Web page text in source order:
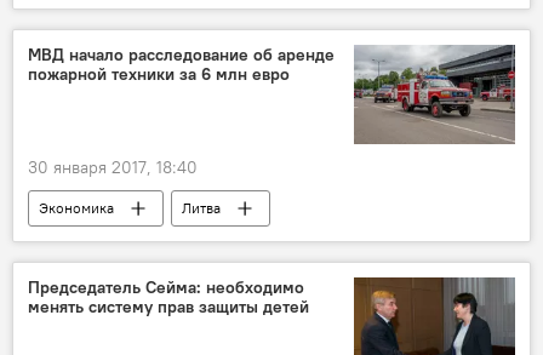
рысь
МВД начало расследование об аренде
пожарной техники за 6 млн евро
30 января 2017, 18:40
Экономика
Литва
Эймутис Мисюнас
Министерство внутренних дел
Iksados
пожарный
лестница
Председатель Сейма: необходимо
менять систему прав защиты детей